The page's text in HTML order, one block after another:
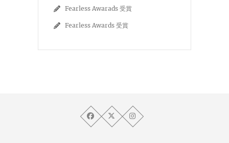
Fearless Awarads 受賞
Fearless Awards 受賞